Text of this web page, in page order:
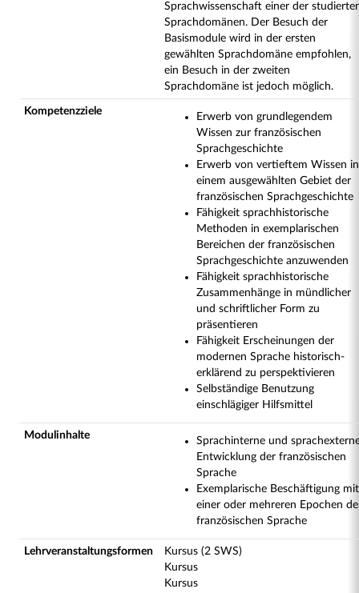
Sprachwissenschaft einer der
Sprachdomänen. Der Besuch der
Basismodule wird in der ersten
gewählten Sprachdomäne empfohlen,
ein Besuch in der zweiten
Sprachdomäne ist jedoch möglich.
Kompetenzziele
Erwerb von grundlegendem
Wissen zur französischen
Sprachgeschichte
Erwerb von vertieftem Wissen in
einem ausgewählten Gebiet der
französischen Sprachgeschichte
Fähigkeit sprachhistorische
Methoden in exemplarischen
Bereichen der französischen
Sprachgeschichte anzuwenden
Fähigkeit sprachhistorische
Zusammenhänge in mündlicher
und schriftlicher Form zu
präsentieren
Fähigkeit Erscheinungen der
modernen Sprache historisch-
erklärend zu perspektivieren
Selbständige Benutzung
einschlägiger Hilfsmittel
Modulinhalte
Sprachinterne und
Entwicklung der französischen
Sprache
Exemplarische Beschäftigung mit
einer oder mehreren Epochen
französischen Sprache
Lehrveranstaltungsformen
Kursus (2 SWS)
Kursus
Kursus